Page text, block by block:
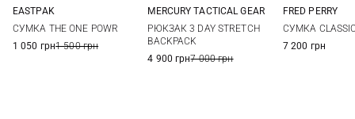
EASTPAK
СУМКА THE ONE POWR
1 050 грн1 500 грн
MERCURY TACTICAL GEAR
РЮКЗАК 3 DAY STRETCH
BACKPACK
4 900 грн7 000 грн
FRED PERRY
СУМКА
7 200 грн